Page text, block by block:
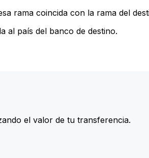
rama coincida con la rama del
al país del banco de destino.
el valor de tu transferencia.